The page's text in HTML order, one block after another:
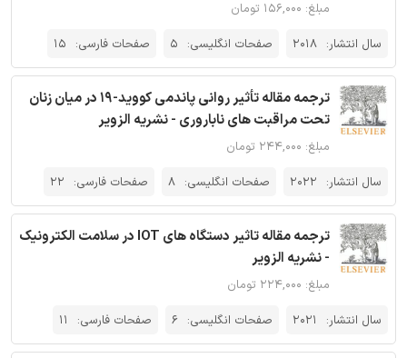
مبلغ: ۱۵۶,۰۰۰ تومان
سال انتشار: 2018 صفحات انگلیسی: 5 صفحات فارسی: 15
ترجمه مقاله تأثیر روانی پاندمی کووید-19 در میان زنان
تحت مراقبت های ناباروری - نشریه الزویر
مبلغ: ۲۴۴,۰۰۰ تومان
سال انتشار: 2022 صفحات انگلیسی: 8 صفحات فارسی: 22
ترجمه مقاله تاثیر دستگاه های IOT در سلامت الکترونیک
- نشریه الزویر
مبلغ: ۲۲۴,۰۰۰ تومان
سال انتشار:
2021 صفحات انگلیسی: 6 صفحات فارسی: 11